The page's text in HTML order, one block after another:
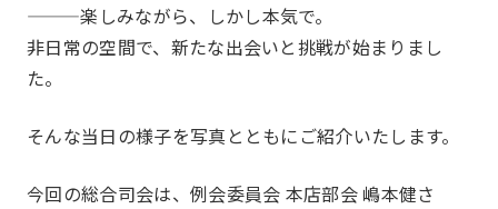
———楽しみながら、しかし本気で。
非日常の空間で、新たな出会いと挑戦が始まりまし
た。
そんな当日の様子を写真とともにご紹介いたします。
今回の総合司会は、例会委員会 本店部会 嶋本健さ